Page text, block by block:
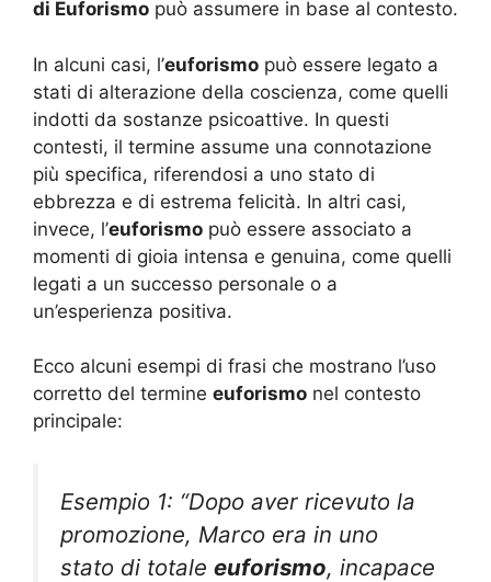
di Euforismo può assumere in base al contesto.
In alcuni casi, l’euforismo può essere legato a
stati di alterazione della coscienza, come quelli
indotti da sostanze psicoattive. In questi
contesti, il termine assume una connotazione
più specifica, riferendosi a uno stato di
ebbrezza e di estrema felicità. In altri casi,
invece, l’euforismo può essere associato a
momenti di gioia intensa e genuina, come quelli
legati a un successo personale o a
un’esperienza positiva.
Ecco alcuni esempi di frasi che mostrano l’uso
corretto del termine euforismo nel contesto
principale:
Esempio 1: “Dopo aver ricevuto la
promozione, Marco era in uno
stato di totale euforismo, incapace